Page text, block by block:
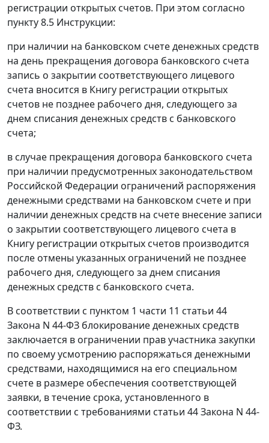
регистрации открытых счетов. При этом согласно
пункту 8.5 Инструкции:
при наличии на банковском счете денежных средств
на день прекращения договора банковского счета
запись о закрытии соответствующего лицевого
счета вносится в Книгу регистрации открытых
счетов не позднее рабочего дня, следующего за
днем списания денежных средств с банковского
счета;
в случае прекращения договора банковского счета
при наличии предусмотренных законодательством
Российской Федерации ограничений распоряжения
денежными средствами на банковском счете и при
наличии денежных средств на счете внесение записи
о закрытии соответствующего лицевого счета в
Книгу регистрации открытых счетов производится
после отмены указанных ограничений не позднее
рабочего дня, следующего за днем списания
денежных средств с банковского счета.
В соответствии с пунктом 1 части 11 статьи 44
Закона N 44-ФЗ блокирование денежных средств
заключается в ограничении прав участника закупки
по своему усмотрению распоряжаться денежными
средствами, находящимися на его специальном
счете в размере обеспечения соответствующей
заявки, в течение срока, установленного в
соответствии с требованиями статьи 44 Закона N 44-
ФЗ.